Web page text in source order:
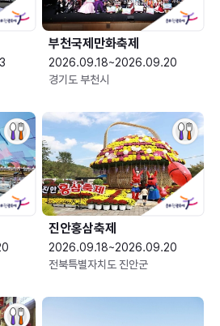
부천국제만화축제
2026.09.18~2026.09.20
경기도 부천시
진안홍삼축제
2026.09.18~2026.09.20
전북특별자치도 진안군